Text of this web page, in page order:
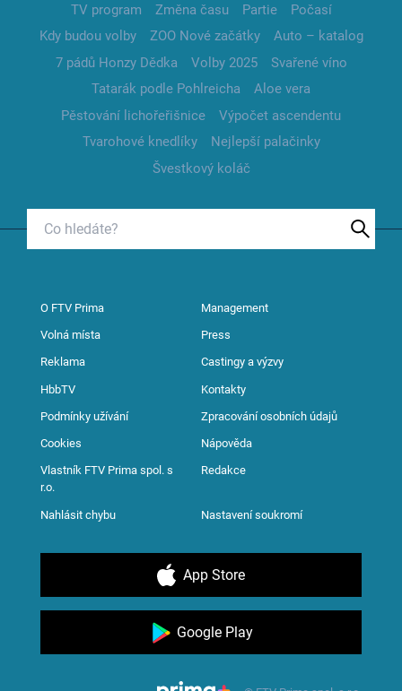
TV program
Změna času Partie
Počasí
Kdy budou volby
ZOO Nové začátky
Auto – katalog
7 pádů Honzy Dědka
Volby 2025
Svařené víno
Tatarák podle Pohlreicha
Aloe vera
Pěstování lichořeřišnice
Výpočet ascendentu
Tvarohové knedlíky
Nejlepší palačinky
Švestkový koláč
O FTV Prima Management
Volná místa Press
Reklama Castingy a výzvy
HbbTV Kontakty
Podmínky užívání Zpracování osobních údajů
Cookies Nápověda
Vlastník FTV Prima spol. s
r.o.
Redakce
Nahlásit chybu Nastavení soukromí
App Store
Google Play